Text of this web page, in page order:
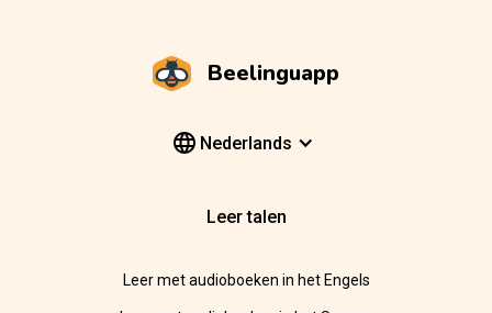
Beelinguapp
Nederlands
Leer talen
Leer met audioboeken in het Engels